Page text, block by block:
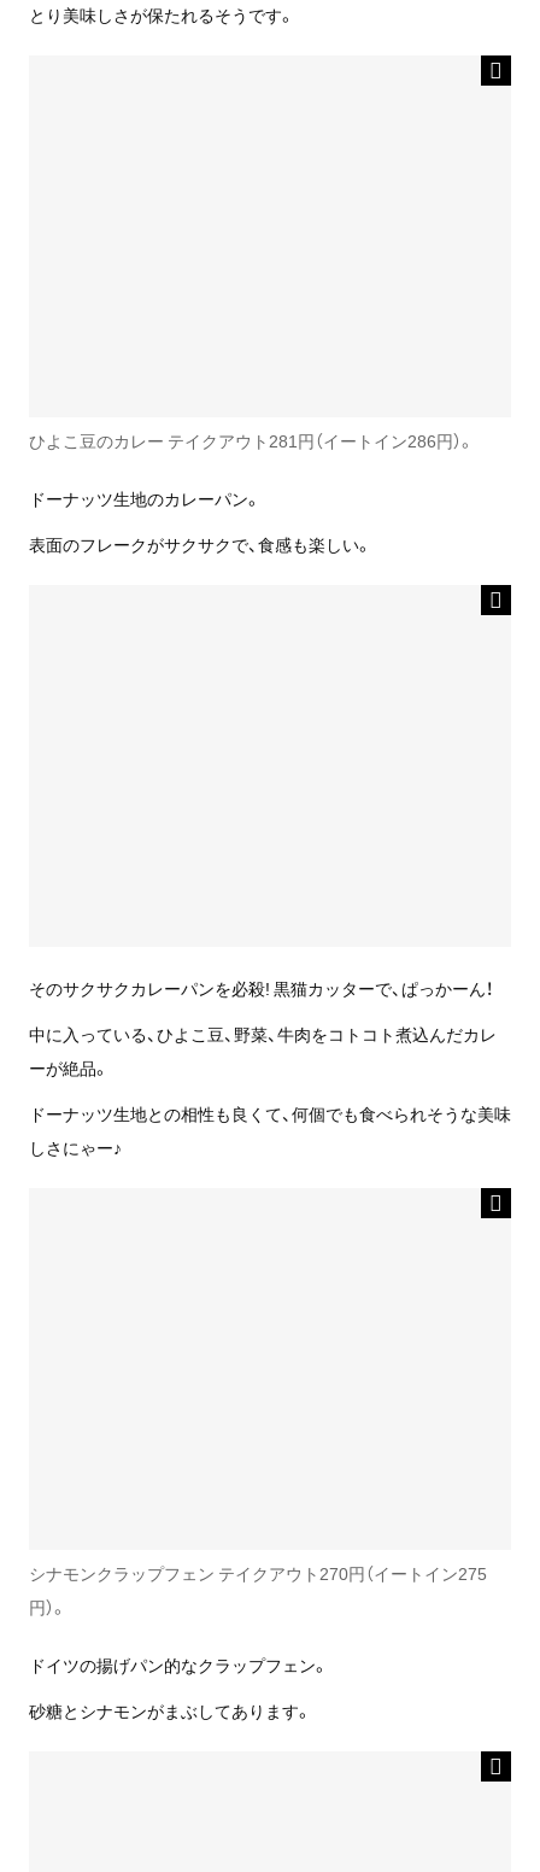
とり美味しさが保たれるそうです。
ひよこ豆のカレー テイクアウト281円（イートイン286円）。
ドーナッツ生地のカレーパン。
表面のフレークがサクサクで、食感も楽しい。
そのサクサクカレーパンを必殺! 黒猫カッターで、ぱっかーん！
中に入っている、ひよこ豆、野菜、牛肉をコトコト煮込んだカレ
ーが絶品。
ドーナッツ生地との相性も良くて、何個でも食べられそうな美味
しさにゃー♪
シナモンクラップフェン テイクアウト270円（イートイン275
円）。
ドイツの揚げパン的なクラップフェン。
砂糖とシナモンがまぶしてあります。